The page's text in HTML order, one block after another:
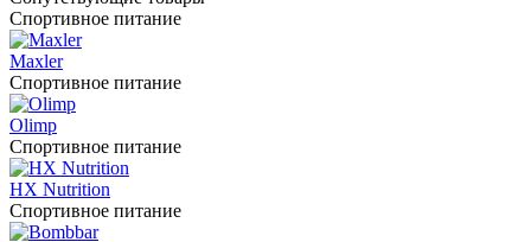
Спортивное питание
Maxler
Спортивное питание
Olimp
Спортивное питание
HX Nutrition
Спортивное питание